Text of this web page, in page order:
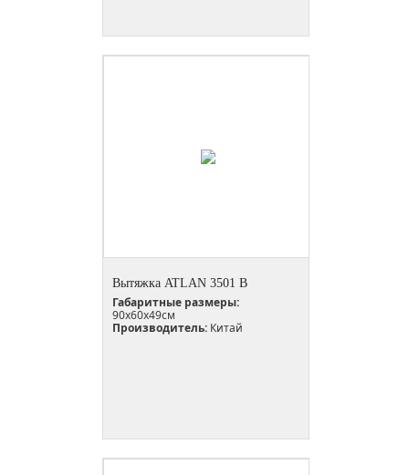
Вытяжка ATLAN 3501 B
Габаритные размеры:
90х60х49см
Производитель: Китай